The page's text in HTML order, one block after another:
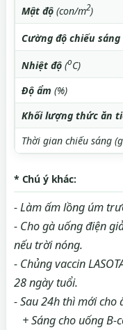
Mật độ (con/m2)
Cường độ chiếu sáng
Nhiệt độ (oC)
Độ ẩm (%)
Khối lượng thức ăn
Thời gian chiếu sáng
* Chú ý khác:
- Làm ấm lồng úm
- Cho gà uống điện
nếu trời nóng.
- Chủng vaccin
28 ngày tuổi.
- Sau 24h thì mới cho
+ Sáng cho uống B-